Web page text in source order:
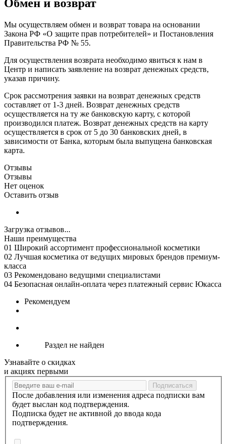
Обмен и возврат
Мы осуществляем обмен и возврат товара на основании
Закона РФ «О защите прав потребителей» и Постановления
Правительства РФ № 55.
Для осуществления возврата необходимо явиться к нам в
Центр и написать заявление на возврат денежных средств,
указав причину.
Срок рассмотрения заявки на возврат денежных средств
составляет от 1-3 дней. Возврат денежных средств
осуществляется на ту же банковскую карту, с которой
производился платеж. Возврат денежных средств на карту
осуществляется в срок от 5 до 30 банковских дней, в
зависимости от Банка, которым была выпущена банковская
карта.
Отзывы
Отзывы
Нет оценок
Оставить отзыв
Загрузка отзывов...
Наши преимущества
01 Широкий ассортимент профессиональной косметики
02 Лучшая косметика от ведущих мировых брендов премиум-
класса
03 Рекомендовано ведущими специалистами
04 Безопасная онлайн-оплата через платежный сервис Юкасса
Рекомендуем
Раздел не найден
Узнавайте о скидках
и акциях первыми
После добавления или изменения адреса подписки вам
будет выслан код подтверждения.
Подписка будет не активной до ввода кода
подтверждения.